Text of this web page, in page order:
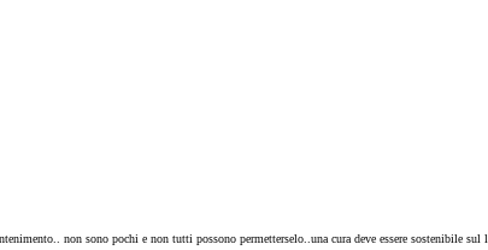
non sono pochi e non tutti possono permetterselo..una cura deve essere sostenibile